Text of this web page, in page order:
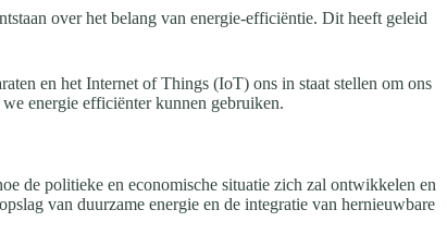
over het belang van energie-efficiëntie. Dit heeft geleid
en het Internet of Things (IoT) ons in staat stellen om ons
energie efficiënter kunnen gebruiken.
de politieke en economische situatie zich zal ontwikkelen en
van duurzame energie en de integratie van hernieuwbare